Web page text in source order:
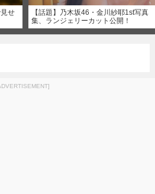
せ
【話題】乃木坂46・金川紗耶1st写真
集、ランジェリーカット公開！